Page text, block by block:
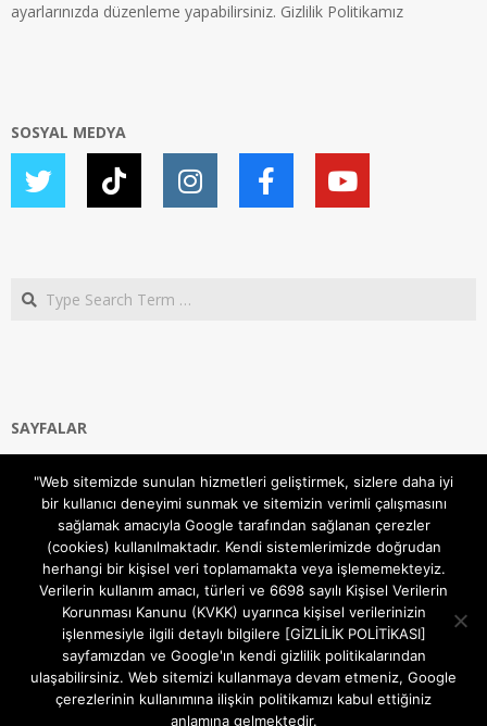
ayarlarınızda düzenleme yapabilirsiniz. Gizlilik Politikamız
SOSYAL MEDYA
Search
SAYFALAR
Gizlilik ve Çerezler (Cookies) Politikası
Hakkımızda
İletişim Kanalları
MODEM KURULUM
TEKNİK DESTEK
TELEVİZYON SİSTEMLERİ
"Web sitemizde sunulan hizmetleri geliştirmek, sizlere daha iyi
bir kullanıcı deneyimi sunmak ve sitemizin verimli çalışmasını
sağlamak amacıyla Google tarafından sağlanan çerezler
(cookies) kullanılmaktadır. Kendi sistemlerimizde doğrudan
herhangi bir kişisel veri toplamamakta veya işlememekteyiz.
Verilerin kullanım amacı, türleri ve 6698 sayılı Kişisel Verilerin
Korunması Kanunu (KVKK) uyarınca kişisel verilerinizin
işlenmesiyle ilgili detaylı bilgilere [GİZLİLİK POLİTİKASI]
sayfamızdan ve Google'ın kendi gizlilik politikalarından
ulaşabilirsiniz. Web sitemizi kullanmaya devam etmeniz, Google
çerezlerinin kullanımına ilişkin politikamızı kabul ettiğiniz
anlamına gelmektedir.